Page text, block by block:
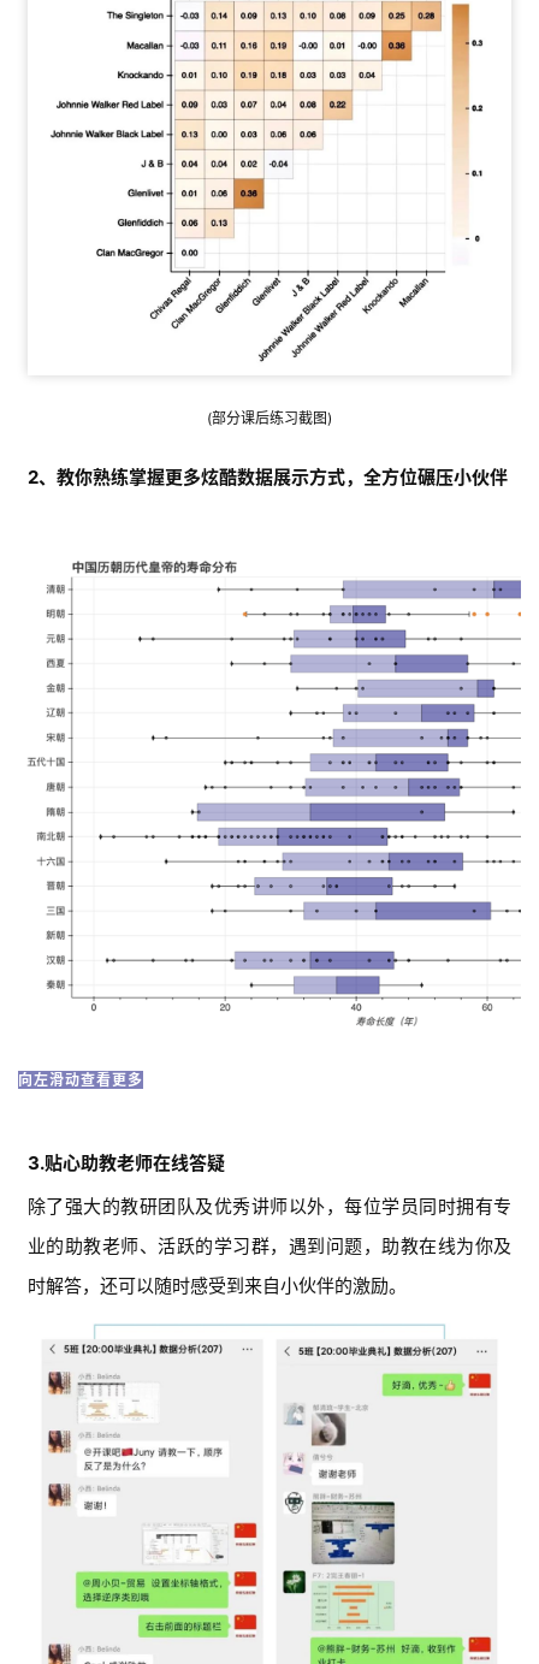
(部分课后练习截图)
2、教你熟练掌握更多炫酷数据展示方式，全方位碾压小伙伴
向左滑动查看更多
3.贴心助教老师在线答疑
除了强大的教研团队及优秀讲师以外，每位学员同时拥有专
业的助教老师、活跃的学习群，遇到问题，助教在线为你及
时解答，还可以随时感受到来自小伙伴的激励。